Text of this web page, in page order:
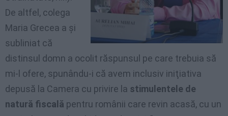
De altfel, colega
Maria Grecea a şi
subliniat că
distinsul domn a ocolit răspunsul pe care trebuia să
mi-l ofere, spunându-i că avem inclusiv iniţiativa
depusă la Camera cu privire la stimulentele de
natură fiscală pentru românii care revin acasă, cu un